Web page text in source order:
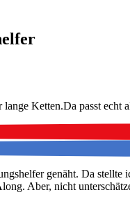
Da passt echt
genäht. Da
Aber, nicht